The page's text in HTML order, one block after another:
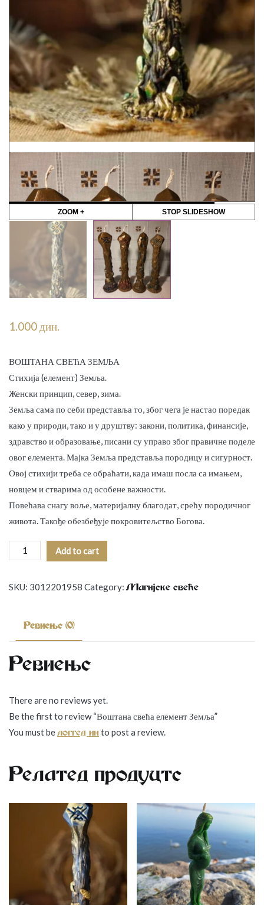
ZOOM + STOP SLIDESHOW
1.000 дин.
ВОШТАНА СВЕЋА ЗЕМЉА
Стихија (елемент) Земља.
Женски принцип, север, зима.
Земља сама по себи представља то, због чега је настао поредак
како у природи, тако и у друштву: закони, политика, финансије,
здравство и образовање, писани су управо због правичне поделе
овог елемента. Мајка Земља представља породицу и сигурност.
Овој стихији треба се обраћати, када имаш посла са имањем,
новцем и стварима од особене важности.
Повећава снагу воље, материјалну благодат, срећу породичног
живота. Такође обезбеђује покровитељство Богова.
Воштана
свећа
Add to cart
SKU: 3012201958 Category:Mагијске свеће
Reviews (0)
Reviews
There are no reviews yet.
Be the first to review “Воштана свећа елемент Земља”
You must belogged into post a review.
Related products